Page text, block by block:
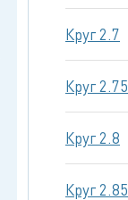
Круг 2.7
Круг 2.75
Круг 2.8
Круг 2.85